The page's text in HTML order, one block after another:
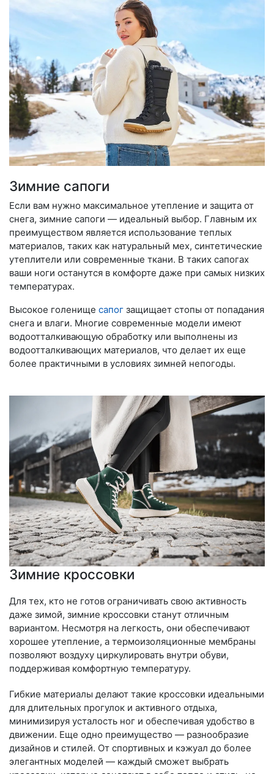
Зимние сапоги
Если вам нужно максимальное утепление и защита от
снега, зимние сапоги — идеальный выбор. Главным их
преимуществом является использование теплых
материалов, таких как натуральный мех, синтетические
утеплители или современные ткани. В таких сапогах
ваши ноги останутся в комфорте даже при самых низких
температурах.
Высокое голенище сапог защищает стопы от попадания
снега и влаги. Многие современные модели имеют
водоотталкивающую обработку или выполнены из
водоотталкивающих материалов, что делает их еще
более практичными в условиях зимней непогоды.
Зимние кроссовки
Для тех, кто не готов ограничивать свою активность
даже зимой, зимние кроссовки станут отличным
вариантом. Несмотря на легкость, они обеспечивают
хорошее утепление, а термоизоляционные мембраны
позволяют воздуху циркулировать внутри обуви,
поддерживая комфортную температуру.
Гибкие материалы делают такие кроссовки идеальными
для длительных прогулок и активного отдыха,
минимизируя усталость ног и обеспечивая удобство в
движении. Еще одно преимущество — разнообразие
дизайнов и стилей. От спортивных и кэжуал до более
элегантных моделей — каждый сможет выбрать